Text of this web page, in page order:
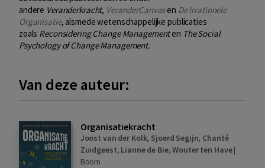
andere Veranderkracht, VeranderCanvasen De Irrationele
Organisatie, alsmede wetenschappelijke publicaties
zoals Reconsidering Change Managementen The Social
Psychology of Change Management.
Van deze auteur:
Organisatiekracht
Joost van der Kolk, Sjoerd Segijn, Chanté
Zuidgeest, Lianne de Bie,Wouter ten Have|
Boom